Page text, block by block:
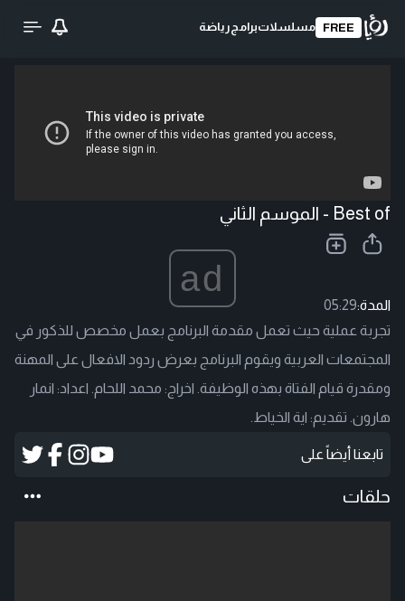
FREE مسلسلاتبرامج رياضة
Best of - الموسم الثاني
ad
المدة:05:29
تجربة عملية حيث تعمل مقدمة البرنامج بعمل مخصص للذكور في
المجتمعات العربية ويقوم البرنامج بعرض ردود الافعال على المهنة
ومقدرة قيام الفتاة بهذه الوظيفة. اخراج: محمد اللحام. اعداد: انمار
هارون. تقديم: اية الخياط.
تابعنا أيضاً على
حلقات